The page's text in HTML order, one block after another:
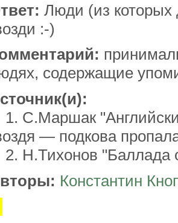
Люди (из
:-)
содержащие
С.Маршак
— подкова
Н.Тихонов "Баллада
Константин